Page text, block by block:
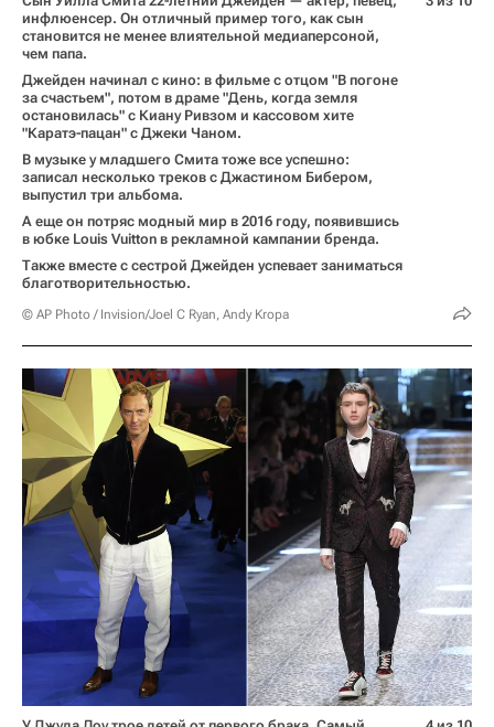
инфлюенсер. Он отличный пример того, как сын
становится не менее влиятельной медиаперсоной,
чем папа.
Джейден начинал с кино: в фильме с отцом "В погоне
за счастьем", потом в драме "День, когда земля
остановилась" с Киану Ривзом и кассовом хите
"Каратэ-пацан" с Джеки Чаном.
В музыке у младшего Смита тоже все успешно:
записал несколько треков с Джастином Бибером,
выпустил три альбома.
А еще он потряс модный мир в 2016 году, появившись
в юбке Louis Vuitton в рекламной кампании бренда.
Также вместе с сестрой Джейден успевает заниматься
благотворительностью.
© AP Photo / Invision/Joel C Ryan, Andy Kropa